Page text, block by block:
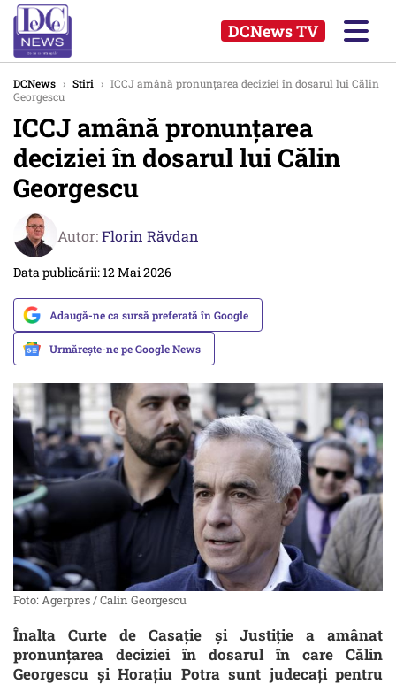
DCNews TV
DCNews › Stiri › ICCJ amână pronunţarea deciziei în dosarul lui Călin
Georgescu
ICCJ amână pronunţarea
deciziei în dosarul lui Călin
Georgescu
Autor:Florin Răvdan
Data publicării: 12 Mai 2026
Adaugă-ne ca sursă preferată în Google
Urmărește-ne pe Google News
Foto: Agerpres / Calin Georgescu
Înalta Curte de Casaţie şi Justiţie a amânat
pronunţarea deciziei în dosarul în care Călin
Georgescu şi Horaţiu Potra sunt judecaţi pentru